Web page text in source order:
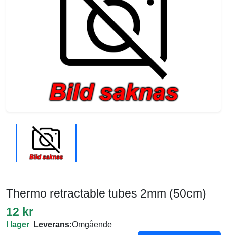
Thermo retractable tubes 2mm (50cm)
12 kr
I lager Leverans:Omgående